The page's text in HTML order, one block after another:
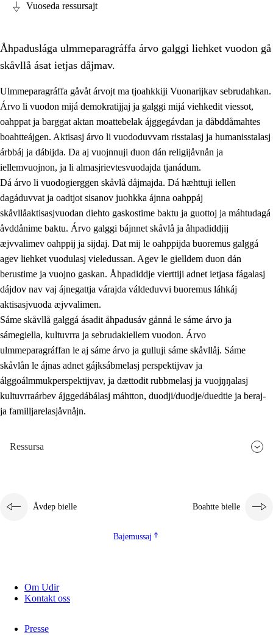
1. Åhpadusá árvvovuodo
1.1 Almasjárvvo
1.2 Identitiehtta ja kultuvralasj moattevuohta
1.3 Lájttális ájádallam ja estetihkalasj diedulasjvuohta
1.4 Dahkamávvo, berustibme ja diehtemvájnogisvuohta
1.5 Vieledus luonnduj ja birásdiedulasjvuohta
1.6 Demokratijja ja oassálasstem
Vuoseda ressursajt
Åhpaduslága ulmmeparagráffa árvo galggi liehket vuodon gå
skåvllå ásat ietjas dåjmav.
Ulmmeparagráffa gåvåt árvojt ma tjoahkkiji Vuonarijkav sebrudahkan.
Árvo li vuodon mijá demokratijjaj ja galggi mijá viehkedit viessot,
oahppat ja barggat aktan moattebelak ájggegávdan ja dåbddåmahtes
boahtteájgen. Aktisasj árvo li vuododuvvam risstalasj ja humanisstalasj
árbbáj ja dábijda. Da aj vuojnnuji duon dán religijåvnån ja
iellemvuojnon, ja li almasjrievtesvuodajda tjanádum.
Dá árvo li vuodogierggen skåvlå dåjmajda. Dá hæhttuji iellen
dagáduvvat ja oadtjot sisanov juohkka ájnna oahppáj
skåvllåaktisasjvuodan diehto gaskostime baktu ja guottoj ja máhtudagá
åvddånime baktu. Árvo galggi bájnnet skåvlå ja åhpadiddjij
æjvvalimev oahppij ja sijdaj. Dat mij le oahppijda buoremus galggá
agev liehket vuodulasj vieledussan. Agev le gielldem duon dán
berustime ja vuojno gaskan. Åhpadiddje vierttiji adnet ietjasa fágalasj
dájdov nav vaj ájnegattja várajda váldeduvvi buoremus láhkáj
aktisasjvuoda æjvvalimen.
Sáme skåvllå galggá ásadit åhpadusáv gånnå le sáme árvo ja
sámegiella, kultuvrra ja sebrudakiellem vuodon. Árvo
ulmmeparagráffan le aj sáme árvo ja gulluji sáme skåvllåj. Sáme
skåvlån le ájnas adnet gájksábmelasj perspektijvav ja
álggoálmmukperspektijvav, ja dættodit rubbmelasj ja vuojŋŋalasj
kultuvrraárbev ájggedábálasj máhtton, duodji/duodje/duedtie ja beraj-
ja familljarelasjåvnåjn.
Ressursa
Åvdep bielle Boahtte bielle
Bajemussaj
Om Udir
Kontakt oss
Presse